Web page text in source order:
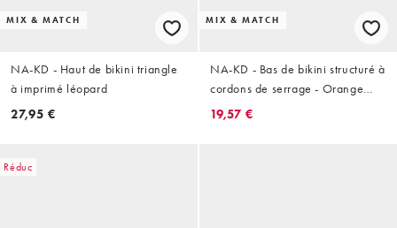
MIX & MATCH
NA-KD - Haut de bikini triangle
à imprimé léopard
27,95 €
MIX & MATCH
NA-KD - Bas de bikini structuré à
cordons de serrage - Orange
brûlé
19,57 €
Réduc